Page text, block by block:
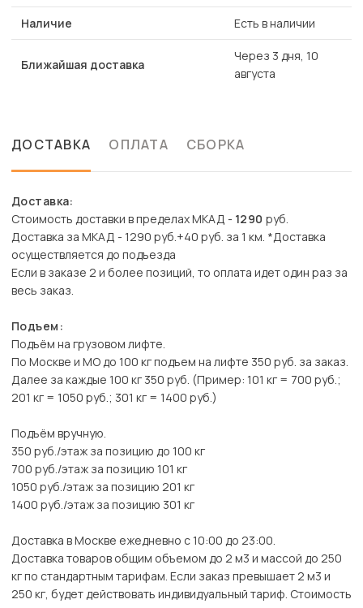
Наличие Есть в наличии
Ближайшая доставка
Через 3 дня, 10
августа
ДОСТАВКА ОПЛАТА СБОРКА
Доставка:
Стоимость доставки в пределах МКАД - 1290 руб.
Доставка за МКАД - 1290 руб.+40 руб. за 1 км. *Доставка
осуществляется до подъезда
Если в заказе 2 и более позиций, то оплата идет один раз за
весь заказ.
Подъем:
Подъём на грузовом лифте.
По Москве и МО до 100 кг подъем на лифте 350 руб. за заказ.
Далее за каждые 100 кг 350 руб. (Пример: 101 кг = 700 руб.;
201 кг = 1050 руб.; 301 кг = 1400 руб.)
Подъём вручную.
350 руб./этаж за позицию до 100 кг
700 руб./этаж за позицию 101 кг
1050 руб./этаж за позицию 201 кг
1400 руб./этаж за позицию 301 кг
Доставка в Москве ежедневно с 10:00 до 23:00.
Доставка товаров общим объемом до 2 м3 и массой до 250
кг по стандартным тарифам. Если заказ превышает 2 м3 и
250 кг, будет действовать индивидуальный тариф. Стоимость